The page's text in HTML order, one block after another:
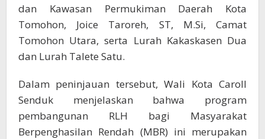
dan Kawasan Permukiman Daerah Kota
Tomohon, Joice Taroreh, ST, M.Si, Camat
Tomohon Utara, serta Lurah Kakaskasen Dua
dan Lurah Talete Satu.
Dalam peninjauan tersebut, Wali Kota Caroll
Senduk menjelaskan bahwa program
pembangunan RLH bagi Masyarakat
Berpenghasilan Rendah (MBR) ini merupakan